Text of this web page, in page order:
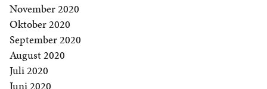
November 2020
Oktober 2020
September 2020
August 2020
Juli 2020
Juni 2020